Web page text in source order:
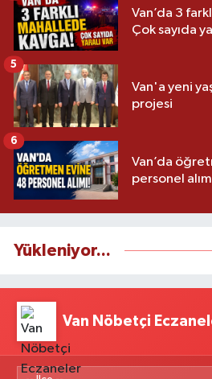
Van’da 3
Çok sayıda
Van'a yeni
projesi
5
Van’da
personel
6
Yükleniyor...
Van Nöbetçi